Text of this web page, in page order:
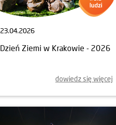
23.04.2026
Dzień Ziemi w Krakowie - 2026
dowiedz się więcej